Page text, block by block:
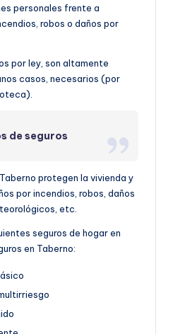
personales frente a
robos o daños por
por ley, son altamente
casos, necesarios (por
de seguros
protegen la vivienda y
por incendios, robos, daños
etc.
seguros de hogar en
en Taberno: